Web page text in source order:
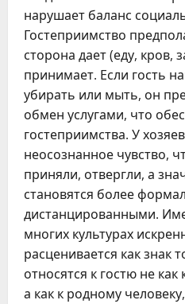
нарушает баланс
Гостеприимство
сторона дает (еду, кров,
принимает. Если гость
убирать или мыть, он
обмен услугами, что
гостеприимства. У
неосознанное чувство,
приняли, отвергли, а
становятся более
дистанцированными.
многих культурах
расценивается как знак
относятся к гостю не
а как к родному